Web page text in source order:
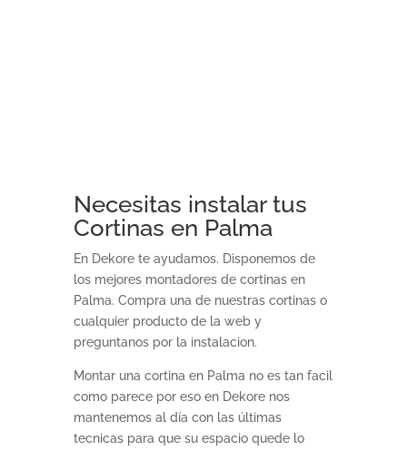
Necesitas instalar tus
Cortinas en Palma
En Dekore te ayudamos. Disponemos de
los mejores montadores de cortinas en
Palma. Compra una de nuestras cortinas o
cualquier producto de la web y
preguntanos por la instalacion.
Montar una cortina en Palma no es tan facil
como parece por eso en Dekore nos
mantenemos al día con las últimas
tecnicas para que su espacio quede lo